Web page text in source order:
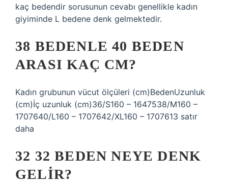
kaç bedendir sorusunun cevabı genellikle kadın
giyiminde L bedene denk gelmektedir.
38 BEDENLE 40 BEDEN
ARASI KAÇ CM?
Kadın grubunun vücut ölçüleri (cm)BedenUzunluk
(cm)İç uzunluk (cm)36/S160 – 1647538/M160 –
1707640/L160 – 1707642/XL160 – 1707613 satır
daha
32 32 BEDEN NEYE DENK
GELIR?